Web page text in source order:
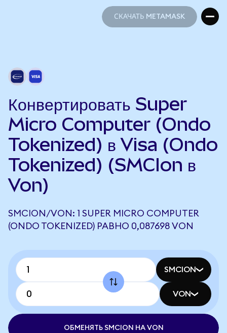
СКАЧАТЬ METAMASK
Конвертировать Super
Micro Computer (Ondo
Tokenized) в Visa (Ondo
Tokenized) (SMCIon в
Von)
SMCION/VON: 1 SUPER MICRO COMPUTER
(ONDO TOKENIZED) РАВНО 0,087698 VON
SMCION
VON
ОБМЕНЯТЬ SMCION НА VON